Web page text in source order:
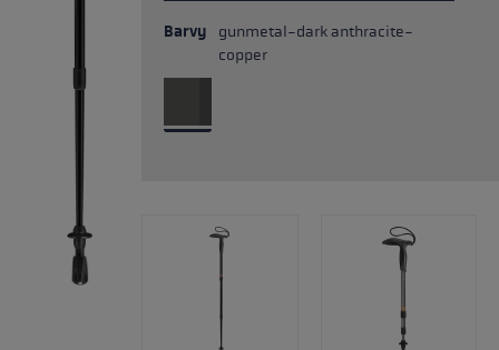
Barvy
gunmetal-dark anthracite-
copper